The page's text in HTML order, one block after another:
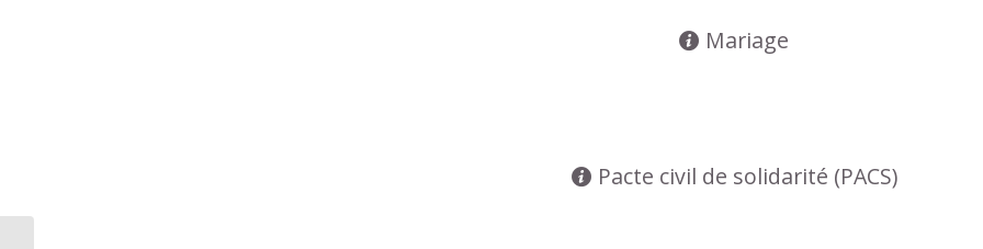
Mariage
Pacte civil de solidarité (PACS)